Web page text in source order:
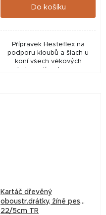
Do košíku
Přípravek Hesteflex na
podporu kloubů a šlach u
koní všech věkových
Kartáč dřevěný
oboustr.drátky, žíně pes
22/5cm TR